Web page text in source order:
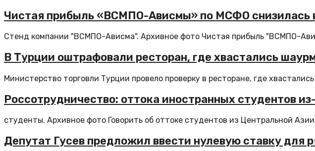
Чистая прибыль «ВСМПО-Ависмы» по МСФО снизилась
Стенд компании "ВСМПО-Ависма". Архивное фото Чистая прибыль "ВСМПО-
В Турции оштрафовали ресторан, где хвастались
Министерство торговли Турции провело проверку в ресторане, где
Россотрудничество: оттока иностранных студентов
студенты. Архивное фото Говорить об оттоке студентов из Центральной
Депутат Гусев предложил ввести нулевую ставку для